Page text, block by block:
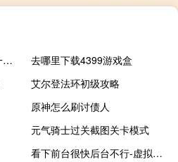
热度回升 广州成交面积居一线城市首位
去哪里下载4399游戏盒
艾尔登法环初级攻略
原神怎么刷讨债人
元气骑士过关截图关卡模式
看下前台很快后台不行-虚拟主机/数据库问题